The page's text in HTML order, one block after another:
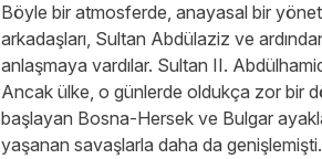
Böyle bir atmosferde, anayasal bir
arkadaşları, Sultan Abdülaziz ve
anlaşmaya vardılar. Sultan II.
Ancak ülke, o günlerde oldukça zor bir
başlayan Bosna-Hersek ve Bulgar
yaşanan savaşlarla daha da genişlemişti.